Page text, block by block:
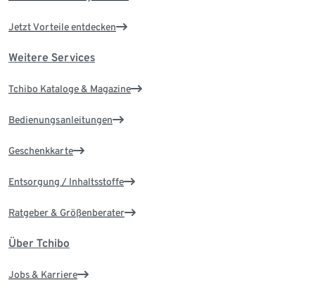
Jetzt Vorteile entdecken
Weitere Services
Tchibo Kataloge & Magazine
Bedienungsanleitungen
Geschenkkarte
Entsorgung / Inhaltsstoffe
Ratgeber & Größenberater
Über Tchibo
Jobs & Karriere